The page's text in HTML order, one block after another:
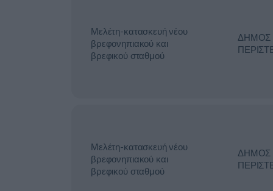
Μελέτη-κατασκευή νέου
βρεφονηπιακού και
βρεφικού σταθμού
ΔΗΜΟΣ
Μελέτη-κατασκευή νέου
βρεφονηπιακού και
βρεφικού σταθμού
ΔΗΜΟΣ